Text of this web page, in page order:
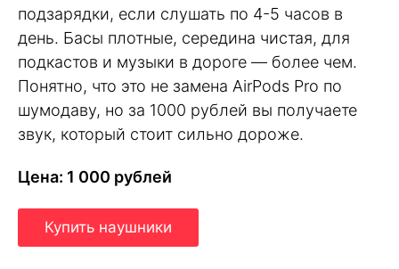
подзарядки, если слушать по 4-5 часов в
день. Басы плотные, середина чистая, для
подкастов и музыки в дороге — более чем.
Понятно, что это не замена AirPods Pro по
шумодаву, но за 1000 рублей вы получаете
звук, который стоит сильно дороже.
Цена: 1 000 рублей
Купить наушники